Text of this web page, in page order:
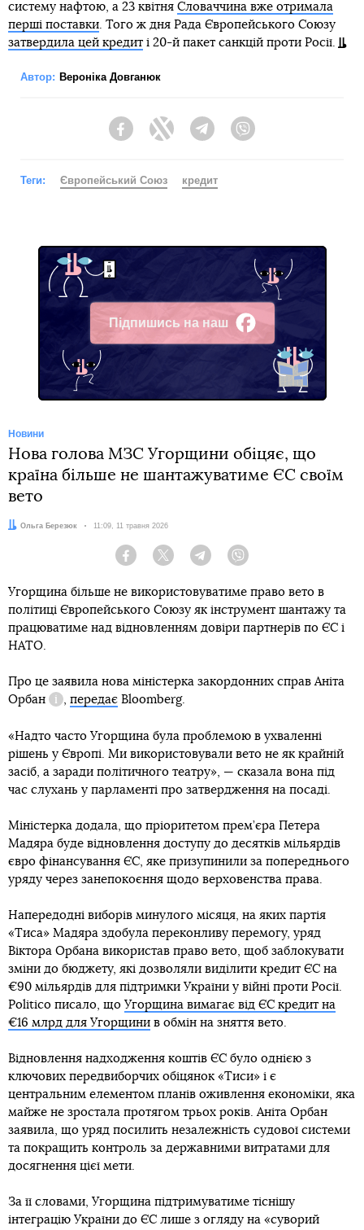
систему нафтою, а 23 квітня Словаччина вже отримала
перші поставки. Того ж дня Рада Європейського Союзу
затвердила цей кредит і 20-й пакет санкцій проти Росії.
Автор: Вероніка Довганюк
FacebookTwitter Telegram
Теги: Європейський Союз кредит
Підпишись на наш
Facebook
Новини
Нова голова МЗС Угорщини обіцяє, що
країна більше не шантажуватиме ЄС своїм
вето
Автор:
Ольга Березюк Дата:
11:09, 11 травня 2026
Facebook Twitter Telegram
Угорщина більше не використовуватиме право вето в
політиці Європейського Союзу як інструмент шантажу та
працюватиме над відновленням довіри партнерів по ЄС і
НАТО.
Про це заявила нова міністерка закордонних справ Аніта
Орбан
Довідка
, передає Bloomberg.
«Надто часто Угорщина була проблемою в ухваленні
рішень у Європі. Ми використовували вето не як крайній
засіб, а заради політичного театру», — сказала вона під
час слухань у парламенті про затвердження на посаді.
Міністерка додала, що пріоритетом прем’єра Петера
Мадяра буде відновлення доступу до десятків мільярдів
євро фінансування ЄС, яке призупинили за попереднього
уряду через занепокоєння щодо верховенства права.
Напередодні виборів минулого місяця, на яких партія
«Тиса» Мадяра здобула переконливу перемогу, уряд
Віктора Орбана використав право вето, щоб заблокувати
зміни до бюджету, які дозволяли виділити кредит ЄС на
€90 мільярдів для підтримки України у війні проти Росії.
Politico писало, що Угорщина вимагає від ЄС кредит на
€16 млрд для Угорщини в обмін на зняття вето.
Відновлення надходження коштів ЄС було однією з
ключових передвиборчих обіцянок «Тиси» і є
центральним елементом планів оживлення економіки, яка
майже не зростала протягом трьох років. Аніта Орбан
заявила, що уряд посилить незалежність судової системи
та покращить контроль за державними витратами для
досягнення цієї мети.
За її словами, Угорщина підтримуватиме тіснішу
інтеграцію України до ЄС лише з огляду на «суворий